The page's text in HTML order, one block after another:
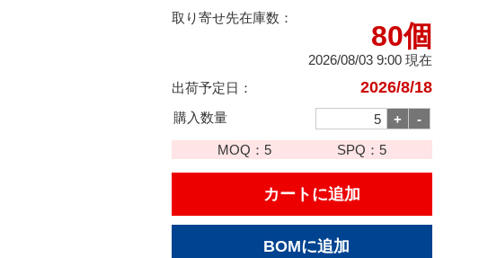
取り寄せ先在庫数：
80個
2026/08/03 9:00 現在
出荷予定日：
2026/8/18
購入数量
MOQ：5 SPQ： 5